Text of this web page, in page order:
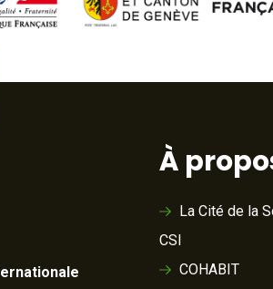
À
La Cité de la
CSI
COHABIT